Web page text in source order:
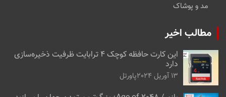
مد و پوشاک
مطالب اخیر
این کارت حافظه کوچک ۴ ترابایت ظرفیت ذخیره‌سازی
دارد
13 آوریل 2024 پاورتل